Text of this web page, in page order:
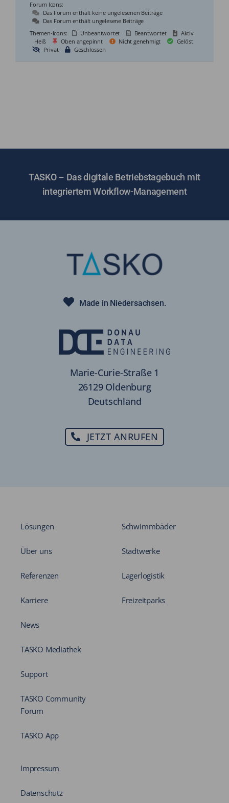
Forum Icons:
Das Forum enthält keine ungelesenen Beiträge
Das Forum enthält ungelesene Beiträge
Themen-Icons:
Unbeantwortet Beantwortet
Aktiv
Heiß
Oben angepinnt Nicht genehmigt
Gelöst
Privat
Geschlossen
TASKO – Das digitale Betriebstagebuch mit
integriertem Workflow-Management
Made in Niedersachsen.
Marie-Curie-Straße 1
26129 Oldenburg
Deutschland
JETZT ANRUFEN
Lösungen
Über uns
Referenzen
Karriere
News
TASKO Mediathek
Support
TASKO Community
Forum
TASKO App
Schwimmbäder
Stadtwerke
Lagerlogistik
Freizeitparks
Impressum
Datenschutz